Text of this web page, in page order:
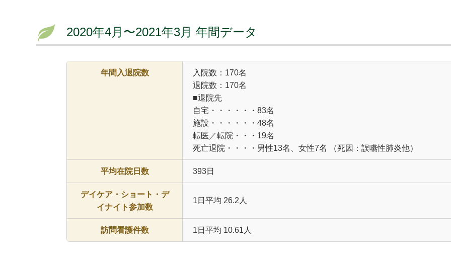
2020年4月〜2021年3月 年間データ
年間入退院数
入院数：170名
退院数：170名
■退院先
自宅・・・・・・83名
施設・・・・・・48名
転医／転院・・・19名
死亡退院・・・・男性13名、女性7名 （死因：誤嚥性肺炎他）
平均在院日数 393日
デイケア・ショート・デ
イナイト参加数
1日平均 26.2人
訪問看護件数 1日平均 10.61人